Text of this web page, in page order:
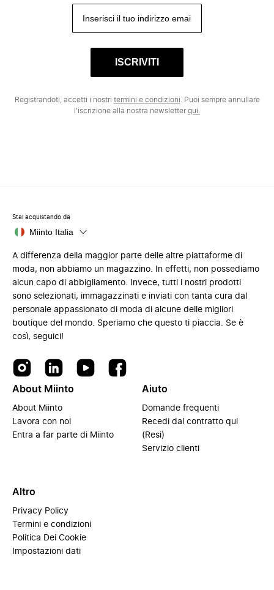
ISCRIVITI
Registrandoti, accetti i nostri termini e condizioni . Puoi sempre annullare
l'iscrizione alla nostra newsletterqui.
Stai acquistando da
Miinto Italia
A differenza della maggior parte delle altre piattaforme di
moda, non abbiamo un magazzino. In effetti, non possediamo
alcun capo di abbigliamento. Invece, tutti i nostri prodotti
sono selezionati, immagazzinati e inviati con tanta cura dal
personale appassionato di moda di alcune delle migliori
boutique del mondo. Speriamo che questo ti piaccia. Se è
così, seguici!
About Miinto
About Miinto
Lavora con noi
Entra a far parte di Miinto
Aiuto
Domande frequenti
Recedi dal contratto qui
(Resi)
Servizio clienti
Altro
Privacy Policy
Termini e condizioni
Politica Dei Cookie
Impostazioni dati